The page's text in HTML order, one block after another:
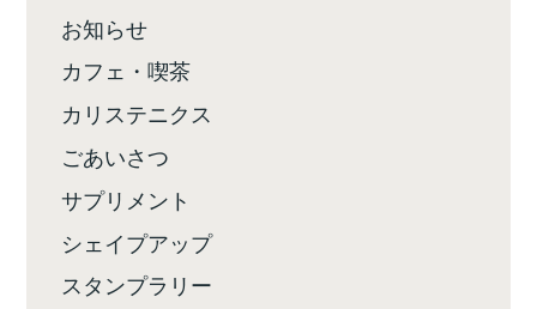
お知らせ
カフェ・喫茶
カリステニクス
ごあいさつ
サプリメント
シェイプアップ
スタンプラリー